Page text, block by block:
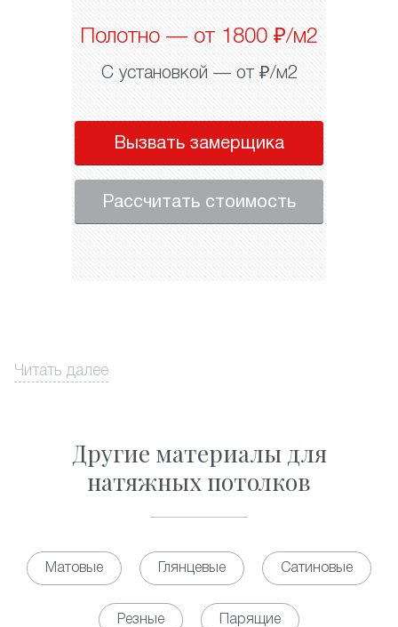
Полотно — от 1800 ₽/м2
С установкой — от ₽/м2
Вызвать замерщика
Рассчитать стоимость
Читать далее
Другие материалы для
натяжных потолков
Матовые Глянцевые Сатиновые
Резные Парящие